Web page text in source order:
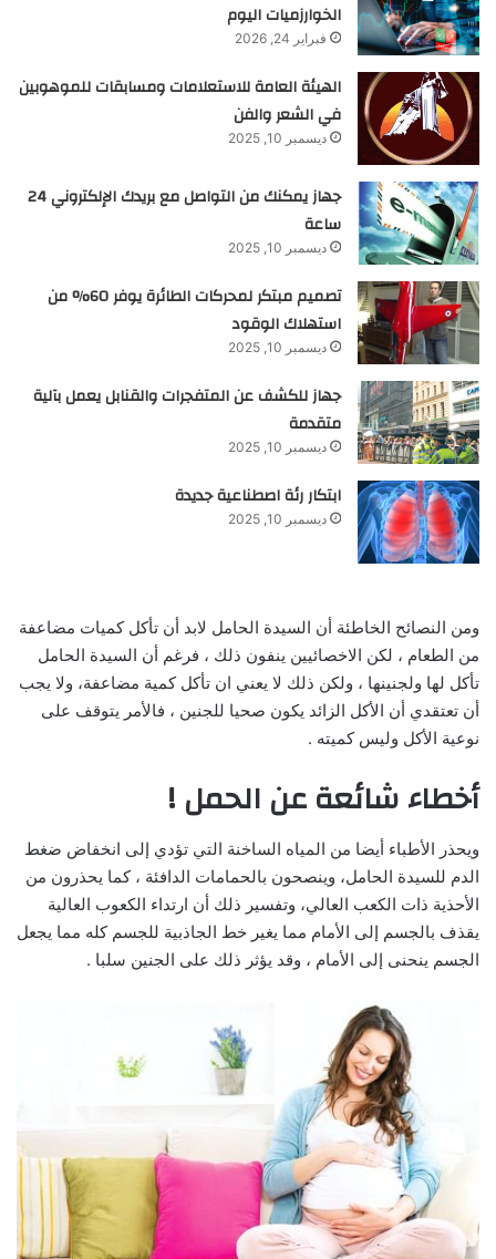
الخوارزميات اليوم
فبراير 24, 2026
الهيئة العامة للاستعلامات ومسابقات للموهوبين
في الشعر والفن
ديسمبر 10, 2025
جهاز يمكنك من التواصل مع بريدك الإلكتروني 24
ساعة
ديسمبر 10, 2025
تصميم مبتكر لمحركات الطائرة يوفر 60% من
استهلاك الوقود
ديسمبر 10, 2025
جهاز للكشف عن المتفجرات والقنابل يعمل بآلية
متقدمة
ديسمبر 10, 2025
ابتكار رئة اصطناعية جديدة
ديسمبر 10, 2025
ومن النصائح الخاطئة أن السيدة الحامل لابد أن تأكل كميات مضاعفة
من الطعام ، لكن الاخصائيين ينفون ذلك ، فرغم أن السيدة الحامل
تأكل لها ولجنينها ، ولكن ذلك لا يعني ان تأكل كمية مضاعفة، ولا يجب
أن تعتقدي أن الأكل الزائد يكون صحيا للجنين ، فالأمر يتوقف على
نوعية الأكل وليس كميته .
أخطاء شائعة عن الحمل !
ويحذر الأطباء أيضا من المياه الساخنة التي تؤدي إلى انخفاض ضغط
الدم للسيدة الحامل، وينصحون بالحمامات الدافئة ، كما يحذرون من
الأحذية ذات الكعب العالي، وتفسير ذلك أن ارتداء الكعوب العالية
يقذف بالجسم إلى الأمام مما يغير خط الجاذبية للجسم كله مما يجعل
الجسم ينحنى إلى الأمام ، وقد يؤثر ذلك على الجنين سلبا .